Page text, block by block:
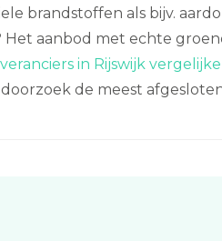
brandstoffen als bijv.
aanbod met echte
in Rijswijk
de meest